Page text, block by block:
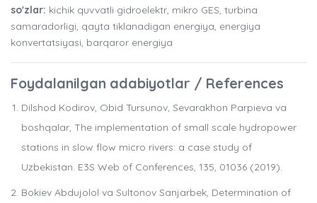
so'zlar: kichik quvvatli gidroelektr, mikro GES, turbina
samaradorligi, qayta tiklanadigan energiya, energiya
konvertatsiyasi, barqaror energiya
Foydalanilgan adabiyotlar / References
Dilshod Kodirov, Obid Tursunov, Sevarakhon Parpieva va
boshqalar, The implementation of small scale hydropower
stations in slow flow micro rivers: a case study of
Uzbekistan. E3S Web of Conferences, 135, 01036 (2019).
Bokiev Abdujolol va Sultonov Sanjarbek, Determination of